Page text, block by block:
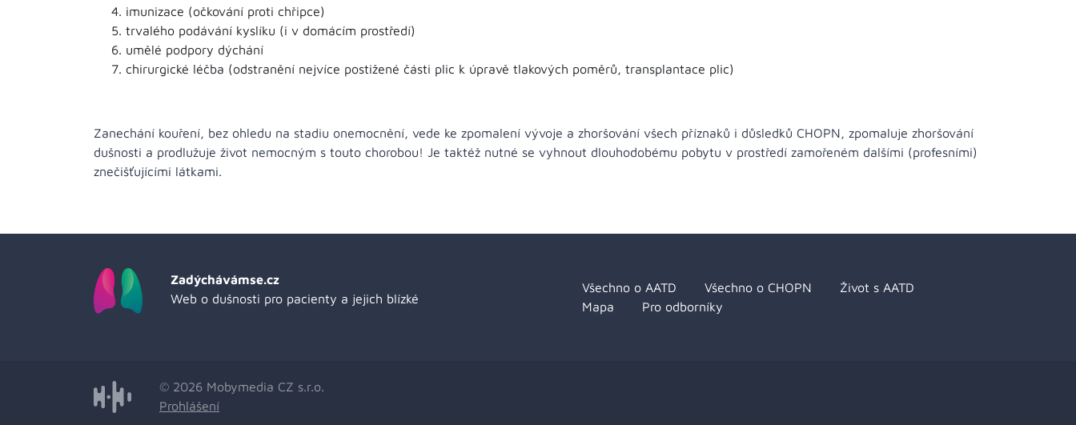
imunizace (očkování proti chřipce)
trvalého podávání kyslíku (i v domácím prostředí)
umělé podpory dýchání
chirurgické léčba (odstranění nejvíce postižené části plic k úpravě tlakových poměrů, transplantace plic)
Zanechání kouření, bez ohledu na stadiu onemocnění, vede ke zpomalení vývoje a zhoršování všech příznaků i důsledků CHOPN, zpomaluje zhoršování
dušnosti a prodlužuje život nemocným s touto chorobou! Je taktéž nutné se vyhnout dlouhodobému pobytu v prostředí zamořeném dalšími (profesními)
znečišťujícími látkami.
Zadýchávámse.cz
Web o dušnosti pro pacienty a jejich blízké
Všechno o AATD Všechno o CHOPN
Život s AATD
Mapa
Pro odborníky
© 2026 Mobymedia CZ s.r.o.
Prohlášení